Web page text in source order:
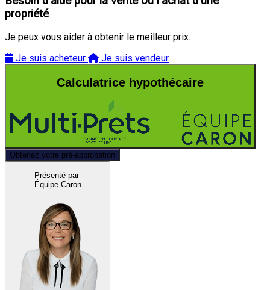
propriété
Je peux vous aider à obtenir le meilleur prix.
Je suis acheteur
Je suis vendeur
Calculatrice hypothécaire
Obtenez votre pré-approbation
Présenté par
Équipe Caron